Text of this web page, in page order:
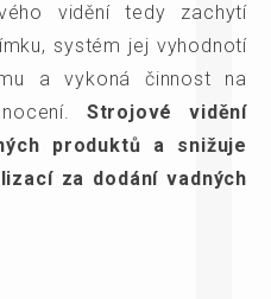
vidění tedy zachytí
systém jej vyhodnotí
a vykoná činnost na
Strojové vidění
produktů a snižuje
za dodání vadných